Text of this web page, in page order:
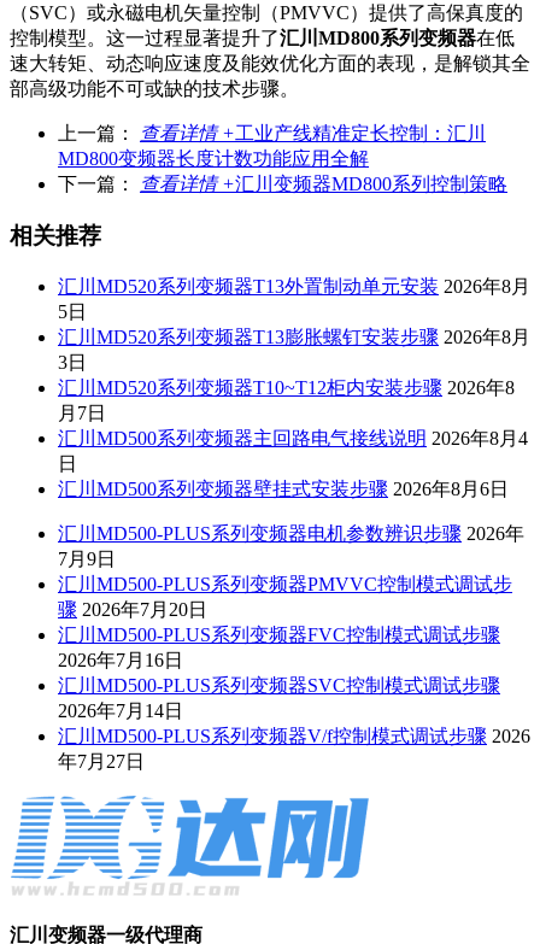
（SVC）或永磁电机矢量控制（PMVVC）提供了高保真度的
控制模型。这一过程显著提升了汇川MD800系列变频器在低
速大转矩、动态响应速度及能效优化方面的表现，是解锁其全
部高级功能不可或缺的技术步骤。
上一篇： 查看详情 +工业产线精准定长控制：汇川
MD800变频器长度计数功能应用全解
下一篇：
查看详情 +汇川变频器MD800系列控制策略
相关推荐
汇川MD520系列变频器T13外置制动单元安装 2026年8月
5日
汇川MD520系列变频器T13膨胀螺钉安装步骤 2026年8月
3日
汇川MD520系列变频器T10~T12柜内安装步骤 2026年8
月7日
汇川MD500系列变频器主回路电气接线说明 2026年8月4
日
汇川MD500系列变频器壁挂式安装步骤 2026年8月6日
汇川MD500-PLUS系列变频器电机参数辨识步骤 2026年
7月9日
汇川MD500-PLUS系列变频器PMVVC控制模式调试步
骤 2026年7月20日
汇川MD500-PLUS系列变频器FVC控制模式调试步骤
2026年7月16日
汇川MD500-PLUS系列变频器SVC控制模式调试步骤
2026年7月14日
汇川MD500-PLUS系列变频器V/f控制模式调试步骤 2026
年7月27日
汇川变频器一级代理商